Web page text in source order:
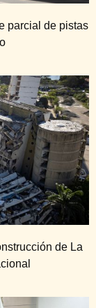
parcial de pistas
de La